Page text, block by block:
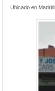
Ubicado en Madrid